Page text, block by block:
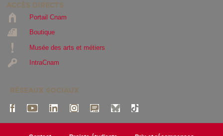
ACCÈS DIRECTS
Portail Cnam
Boutique
Musée des arts et métiers
IntraCnam
RÉSEAUX SOCIAUX